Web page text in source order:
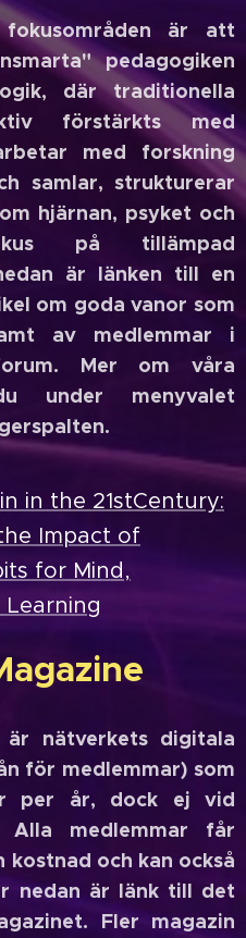
är att
pedagogiken
där traditionella
förstärkts med
med forskning
samlar, strukturerar
hjärnan, psyket och
på tillämpad
är länken till en
om goda vanor som
av medlemmar i
Mer om våra
under menyvalet
in the 21stCentury:
Impact of
for Mind,
Learning
är nätverkets digitala
för medlemmar) som
per år, dock ej vid
Alla medlemmar får
och kan också
nedan är länk till det
Fler magazin